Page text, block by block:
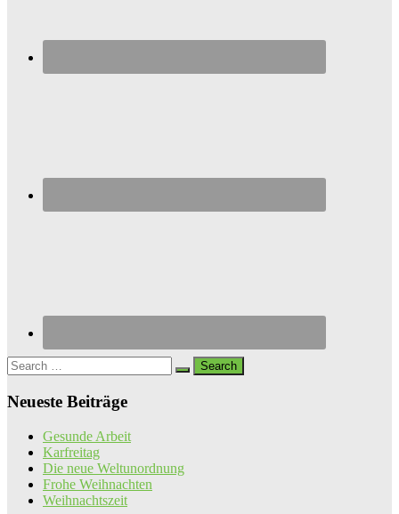
Search
for:
Neueste Beiträge
Gesunde Arbeit
Karfreitag
Die neue Weltunordnung
Frohe Weihnachten
Weihnachtszeit